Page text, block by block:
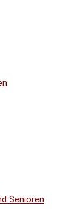
Senioren